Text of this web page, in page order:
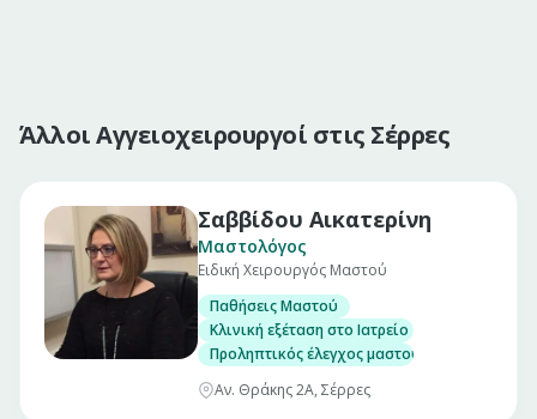
Άλλοι Αγγειοχειρουργοί στις Σέρρες
Σαββίδου Αικατερίνη
Μαστολόγος
Ειδική Χειρουργός Μαστού
Παθήσεις Μαστού
Κλινική εξέταση στο Ιατρείο
Προληπτικός έλεγχος μαστού
Αν. Θράκης 2Α, Σέρρες